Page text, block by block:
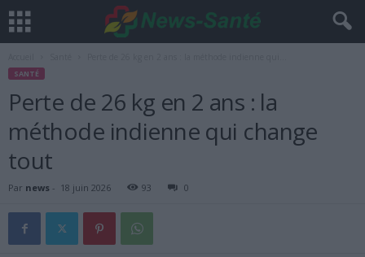
SANTÉ
Perte de 26 kg en 2 ans : la
méthode indienne qui change
tout
Par news - 18 juin 2026 93 0